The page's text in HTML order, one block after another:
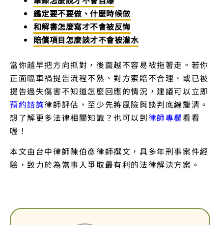
鑑定要不要做、什麼時候做
和解書怎麼寫才不會被反悔
賠償項目怎麼談才不會被灌水
當你越早把方向抓對，後面越不容易被拖著走。若你
正面臨車禍提告流程不熟、對方索賠不合理、或已被
提告過失傷害不知道怎麼回應的情況，建議可以立即
預約諮詢律師評估，至少先將風險與談判底線釐清。
想了解更多法律相關知識？也可以到律師專欄看看
喔！
本文由台中律師陳伯彥律師撰文，具多年刑事案件經
驗，致力於為當事人爭取最有利的法律解決方案。